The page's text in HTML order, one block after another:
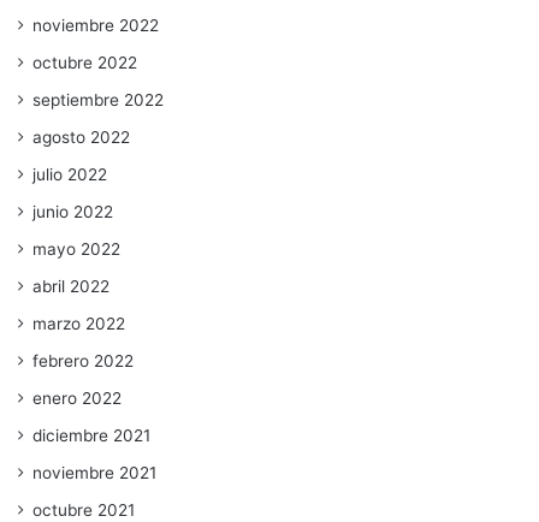
noviembre 2022
octubre 2022
septiembre 2022
agosto 2022
julio 2022
junio 2022
mayo 2022
abril 2022
marzo 2022
febrero 2022
enero 2022
diciembre 2021
noviembre 2021
octubre 2021